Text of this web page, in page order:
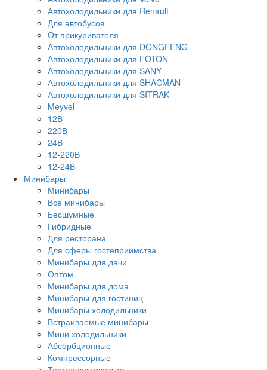
Автохолодильники для Renault
Для автобусов
От прикуривателя
Автохолодильники для DONGFENG
Автохолодильники для FOTON
Автохолодильники для SANY
Автохолодильники для SHACMAN
Автохолодильники для SITRAK
Meyvel
12В
220В
24В
12-220В
12-24В
Минибары
Минибары
Все минибары
Бесшумные
Гибридные
Для ресторана
Для сферы гостеприимства
Минибары для дачи
Оптом
Минибары для дома
Минибары для гостиниц
Минибары холодильники
Встраиваемые минибары
Мини холодильники
Абсорбционные
Компрессорные